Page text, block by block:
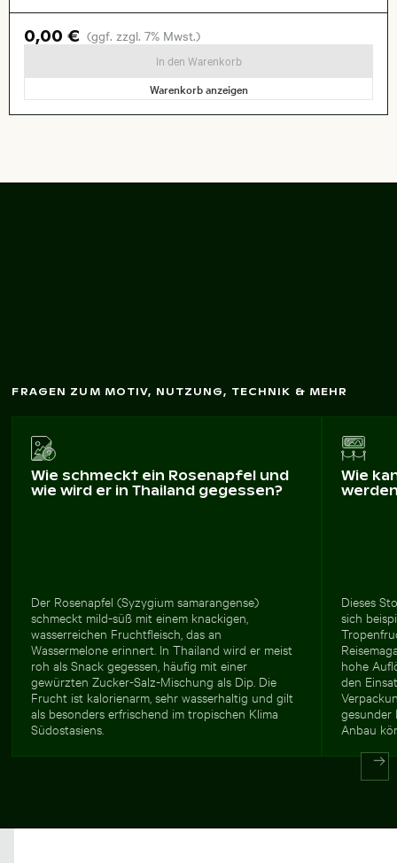
0,00 € (ggf. zzgl. 7% Mwst.)
In den Warenkorb
Warenkorb anzeigen
FRAGEN ZUM MOTIV, NUTZUNG, TECHNIK & MEHR
Wie schmeckt ein Rosenapfel und
wie wird er in Thailand gegessen?
Der Rosenapfel (Syzygium samarangense)
schmeckt mild-süß mit einem knackigen,
wasserreichen Fruchtfleisch, das an
Wassermelone erinnert. In Thailand wird er meist
roh als Snack gegessen, häufig mit einer
gewürzten Zucker-Salz-Mischung als Dip. Die
Frucht ist kalorienarm, sehr wasserhaltig und gilt
als besonders erfrischend im tropischen Klima
Südostasiens.
Wie
Dieses
sich
hohe
den
gesunder
Anbau